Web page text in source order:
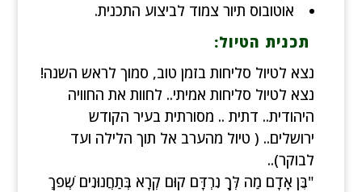
אוטובוס תיור צמוד לביצוע התכנית.
תכנית הטיול:
נצא לטיול סליחות בזמן טוב, סמוך לראש השנה!
נצא לטיול סליחות אמיתי.. לחוות את החוויה
היהודית.. דתית .. מסורתית בעיר הקודש
ירושלים.. ( טיול מהערב אל תוך הלילה ועד
לבוקר)..
"בֶּן אָדָם מַה לְּךָ נִרְדָּם קוּם קְרָא בְּתַחֲנוּנִים שְׁפֹךְ